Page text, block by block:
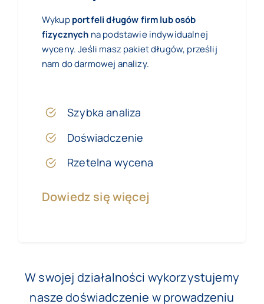
Wykupportfeli długów firm lub osób
fizycznych na podstawie indywidualnej
wyceny. Jeśli masz pakiet długów, prześlij
nam do darmowej analizy.
Szybka analiza
Doświadczenie
Rzetelna wycena
Dowiedz się więcej
W swojej działalności wykorzystujemy
nasze doświadczenie w prowadzeniu